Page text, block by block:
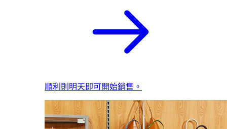
順利則明天即可開始銷售。